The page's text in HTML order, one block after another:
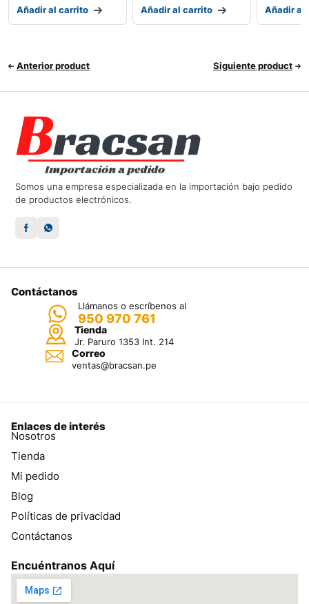
Añadir al carrito Añadir al carrito Añadir al
Anterior product Siguiente product
Somos una empresa especializada en la importación bajo pedido
de productos electrónicos.
Contáctanos
Llámanos o escríbenos al
950 970 761
Tienda
Jr. Paruro 1353 Int. 214
Correo
ventas@bracsan.pe
Enlaces de interés
Nosotros
Tienda
Mi pedido
Blog
Políticas de privacidad
Contáctanos
Encuéntranos Aquí